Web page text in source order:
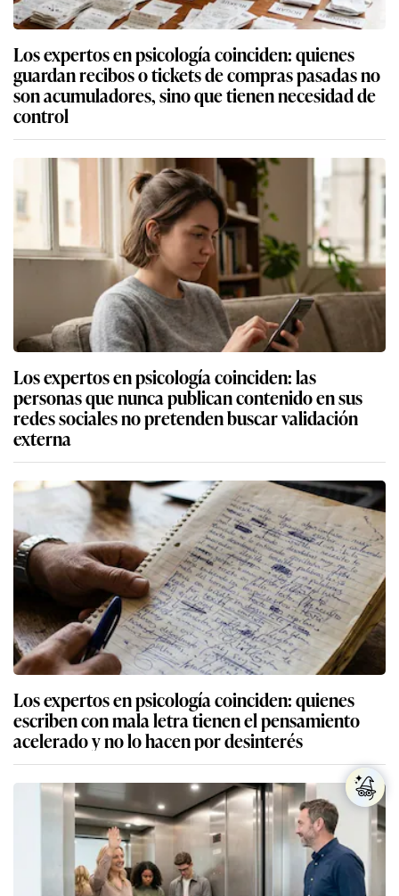
Los expertos en psicología coinciden: quienes
guardan recibos o tickets de compras pasadas no
son acumuladores, sino que tienen necesidad de
control
Los expertos en psicología coinciden: las
personas que nunca publican contenido en sus
redes sociales no pretenden buscar validación
externa
Los expertos en psicología coinciden: quienes
escriben con mala letra tienen el pensamiento
acelerado y no lo hacen por desinterés